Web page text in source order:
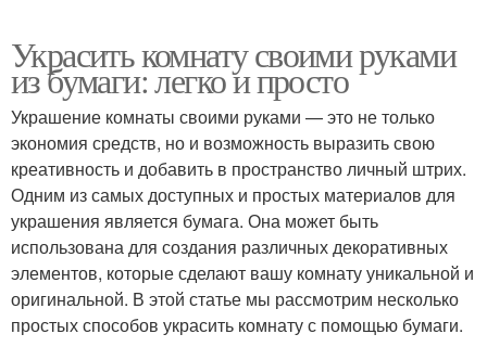
Украсить комнату своими руками
из бумаги: легко и просто
Украшение комнаты своими руками — это не только
экономия средств, но и возможность выразить свою
креативность и добавить в пространство личный штрих.
Одним из самых доступных и простых материалов для
украшения является бумага. Она может быть
использована для создания различных декоративных
элементов, которые сделают вашу комнату уникальной и
оригинальной. В этой статье мы рассмотрим несколько
простых способов украсить комнату с помощью бумаги.